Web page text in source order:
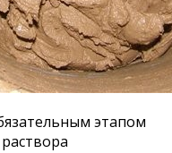
этапом